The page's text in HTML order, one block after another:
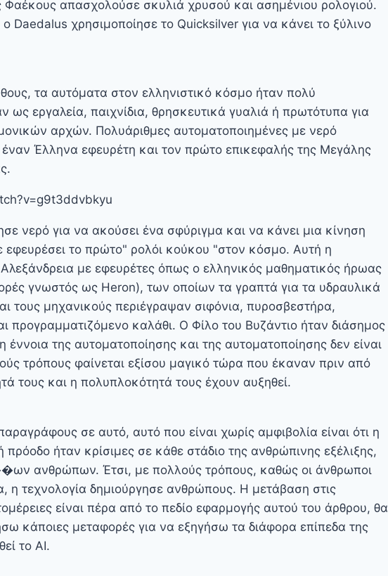
Φαέκους απασχολούσε σκυλιά χρυσού και ασημένιου ρολογιού.
Daedalus χρησιμοποίησε το Quicksilver για να κάνει το ξύλινο
τα αυτόματα στον ελληνιστικό κόσμο ήταν πολύ
ως εργαλεία, παιχνίδια, θρησκευτικά γυαλιά ή πρωτότυπα για
αρχών. Πολυάριθμες αυτοματοποιημένες με νερό
Έλληνα εφευρέτη και τον πρώτο επικεφαλής της Μεγάλης
νερό για να ακούσει ένα σφύριγμα και να κάνει μια κίνηση
εφευρέσει το πρώτο" ρολόι κούκου "στον κόσμο. Αυτή η
με εφευρέτες όπως ο ελληνικός μαθηματικός ήρωας
γνωστός ως Heron), των οποίων τα γραπτά για τα υδραυλικά
τους μηχανικούς περιέγραψαν σιφόνια, πυροσβεστήρα,
προγραμματιζόμενο καλάθι. Ο Φίλο του Βυζάντιο ήταν διάσημος
έννοια της αυτοματοποίησης και της αυτοματοποίησης δεν είναι
τρόπους φαίνεται εξίσου μαγικό τώρα που έκαναν πριν από
τους και η πολυπλοκότητά τους έχουν αυξηθεί.
σε αυτό, αυτό που είναι χωρίς αμφιβολία είναι ότι η
πρόοδο ήταν κρίσιμες σε κάθε στάδιο της ανθρώπινης εξέλιξης,
ανθρώπων. Έτσι, με πολλούς τρόπους, καθώς οι άνθρωποι
η τεχνολογία δημιούργησε ανθρώπους. Η μετάβαση στις
είναι πέρα ​​από το πεδίο εφαρμογής αυτού του άρθρου, θα
κάποιες μεταφορές για να εξηγήσω τα διάφορα επίπεδα της
το AI.